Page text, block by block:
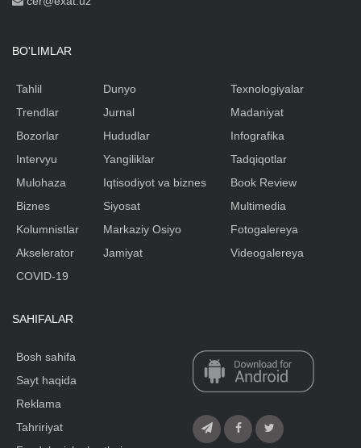
BO'LIMLAR
Tahlil
Trendlar
Bozorlar
Intervyu
Mulohaza
Biznes
Kolumnistlar
Akselerator
Dunyo
Jurnal
Hududlar
Yangiliklar
Iqtisodiyot va biznes
Siyosat
Markaziy Osiyo
Jamiyat
Texnologiyalar
Madaniyat
Infografika
Tadqiqotlar
Book Review
Multimedia
Fotogalereya
Videogalereya
COVID-19
SAHIFALAR
Bosh sahifa
Sayt haqida
Reklama
Tahririyat